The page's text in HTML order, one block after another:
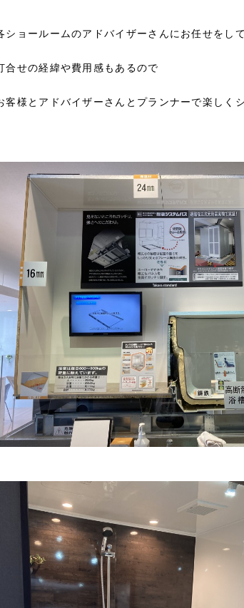
ショールームのアドバイザーさんにお任せをし
合せの経緯や費用感もあるので
客様とアドバイザーさんとプランナーで楽しく